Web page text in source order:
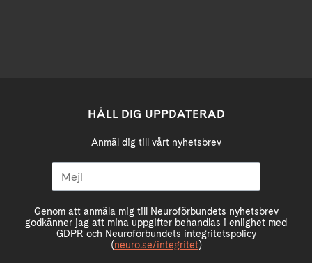
HÅLL DIG UPPDATERAD
Anmäl dig till vårt nyhetsbrev
Genom att anmäla mig till Neuroförbundets nyhetsbrev
godkänner jag att mina uppgifter behandlas i enlighet med
GDPR och Neuroförbundets integritetspolicy
(neuro.se/integritet)